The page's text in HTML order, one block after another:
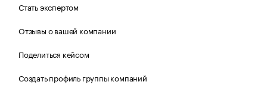
Стать экспертом
Отзывы о вашей компании
Поделиться кейсом
Создать профиль группы компаний